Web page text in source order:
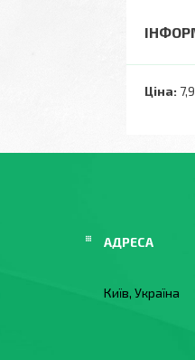
Ціна:
Київ, Україна